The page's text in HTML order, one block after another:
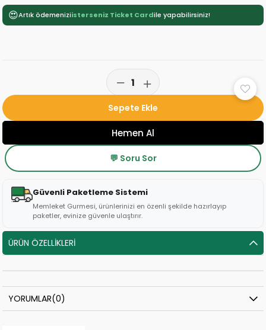
😍Artık ödemeniziisterseniz Ticket Cardile yapabilirsiniz!
💬 Soru Sor
Güvenli Paketleme Sistemi
Memleket Gurmesi, ürünlerinizi en özenli şekilde hazırlayıp
paketler, evinize güvenle ulaştırır.
ÜRÜN ÖZELLIKLERI
YORUMLAR(0)